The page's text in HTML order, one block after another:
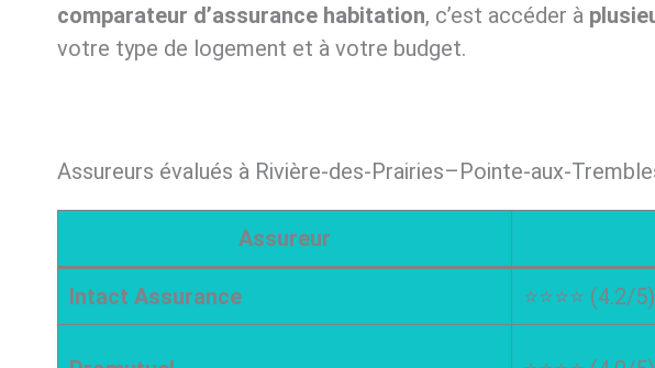
comparateur d’assurance habitation, c’est accéder à
votre type de logement et à votre budget.
Assureurs évalués à Rivière-des-Prairies–Pointe-aux-
Assureur
Intact Assurance ⭐⭐⭐⭐ (4.2/5)